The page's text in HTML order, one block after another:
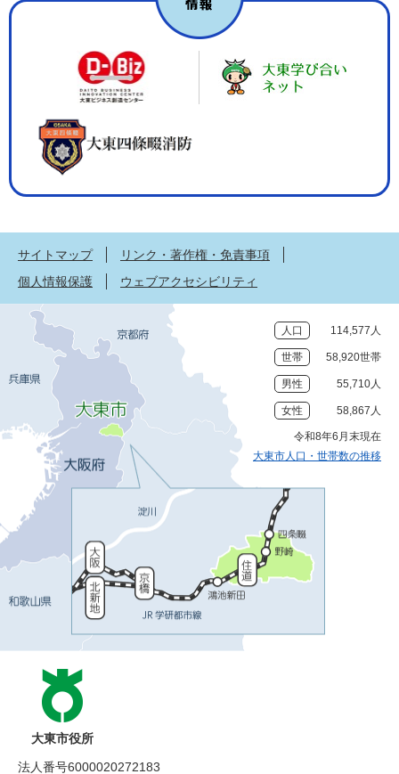
サイトマップ
リンク・著作権・免責事項
個人情報保護
ウェブアクセシビリティ
人口 114,577人
世帯 58,920世帯
男性 55,710人
女性 58,867人
令和8年6月末現在
大東市人口・世帯数の推移
大東市役所
法人番号6000020272183